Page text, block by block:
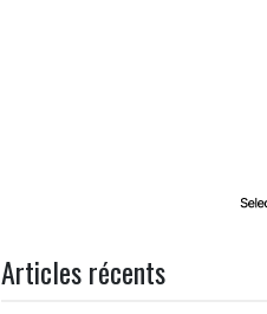
Articles récents